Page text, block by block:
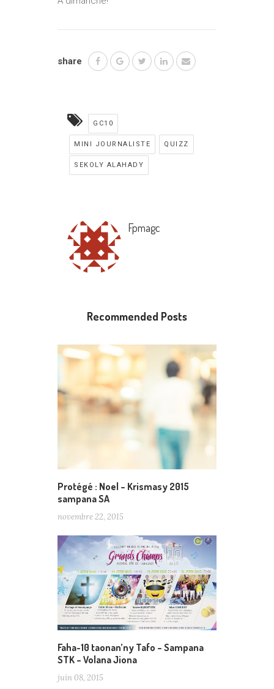
share
GC10
MINI JOURNALISTE QUIZZ
SEKOLY ALAHADY
Fpmagc
Recommended Posts
Protégé : Noel – Krismasy 2015
sampana SA
novembre 22, 2015
Faha-10 taonan’ny Tafo – Sampana
STK – Volana Jiona
juin 08, 2015